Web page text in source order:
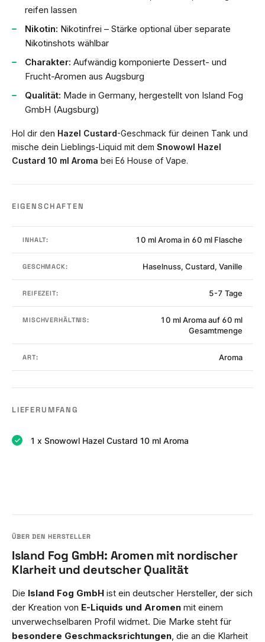
reifen lassen
Nikotin: Nikotinfrei – Stärke optional über separate
Nikotinshots wählbar
Charakter: Aufwändig komponierte Dessert- und
Frucht-Aromen aus Augsburg
Qualität: Made in Germany, hergestellt von Island Fog
GmbH (Augsburg)
Hol dir den Hazel Custard-Geschmack für deinen Tank und
mische dein Lieblings-Liquid mit dem Snowowl Hazel
Custard 10 ml Aroma bei E6 House of Vape.
EIGENSCHAFTEN
INHALT: 10 ml Aroma in 60 ml Flasche
GESCHMACK: Haselnuss, Custard, Vanille
REIFEZEIT: 5-7 Tage
MISCHVERHÄLTNIS:
10 ml Aroma auf 60 ml
Gesamtmenge
ART: Aroma
LIEFERUMFANG
1 x Snowowl Hazel Custard 10 ml Aroma
Island Fog GmbH: Aromen mit nordischer
Klarheit und deutscher Qualität
Die Island Fog GmbH ist ein deutscher Hersteller, der sich
der Kreation von E-Liquids und Aromen mit einem
unverwechselbaren Profil widmet. Die Marke steht für
besondere Geschmacksrichtungen , die an die Klarheit